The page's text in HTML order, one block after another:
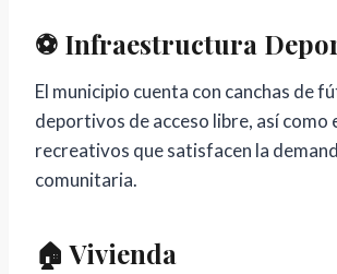
⚽ Infraestructura
El municipio cuenta con canchas de
deportivos de acceso libre, así como
recreativos que satisfacen la
comunitaria.
🏠 Vivienda